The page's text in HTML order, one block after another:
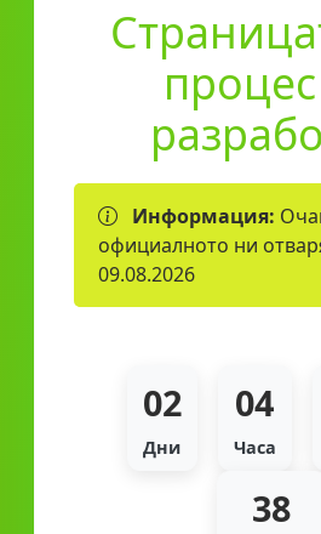
Информация:
официалното ни
09.08.2026
02
Дни
04
Часа
38